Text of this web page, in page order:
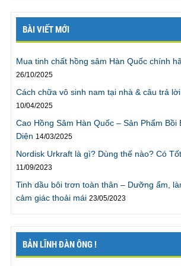
mái mà không lo “hết xăng”. Tôi
đỉnh không chỉ 1 mà là 2 lần. Thật
nghĩ mình có thể nói chuyện
nào cũng dùng tên giả, nên tôi mới
“Tôi đãkéo dài thời gian quan hệ
“Tôi rất cảm ơn vì hiện giờ tôi đã có
gian quan hệ với vợ gấp 4 lần trước
gặp khó khăn gì. Giờ chúng tôi có
thử nhiều tư thế khác mà không
thể dục nhiều hơn. Rất cảm ơn chương
BÀI VIẾT MỚI
Mua tinh chất hồng sâm Hàn Quốc chính
26/10/2025
Cách chữa vô sinh nam tại nhà & câu trả
10/04/2025
Cao Hồng Sâm Hàn Quốc – Sản Phẩm Bồi
Diện 14/03/2025
Nordisk Urkraft là gì? Dùng thế nào? Có
11/09/2023
Tinh dầu bôi trơn toàn thân – Dưỡng ẩm,
cảm giác thoải mái 23/05/2023
BẢN LĨNH ĐÀN ÔNG !